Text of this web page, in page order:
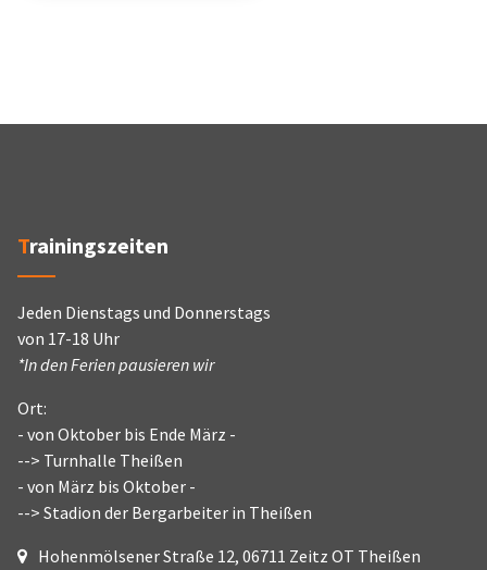
Trainingszeiten
Jeden Dienstags und Donnerstags
von 17-18 Uhr
*In den Ferien pausieren wir
Ort:
- von Oktober bis Ende März -
--> Turnhalle Theißen
- von März bis Oktober -
--> Stadion der Bergarbeiter in Theißen
Hohenmölsener Straße 12, 06711 Zeitz OT Theißen